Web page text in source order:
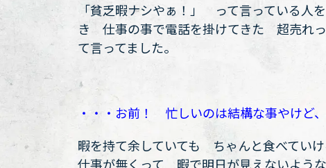
「貧乏暇ナシやぁ！」 って言っている人
き 仕事の事で電話を掛けてきた 超売れ
て言ってました。
・・・お前！ 忙しいのは結構な事やけど
暇を持て余していても ちゃんと食べてい
仕事が無くって 暇で明日が見えないよう